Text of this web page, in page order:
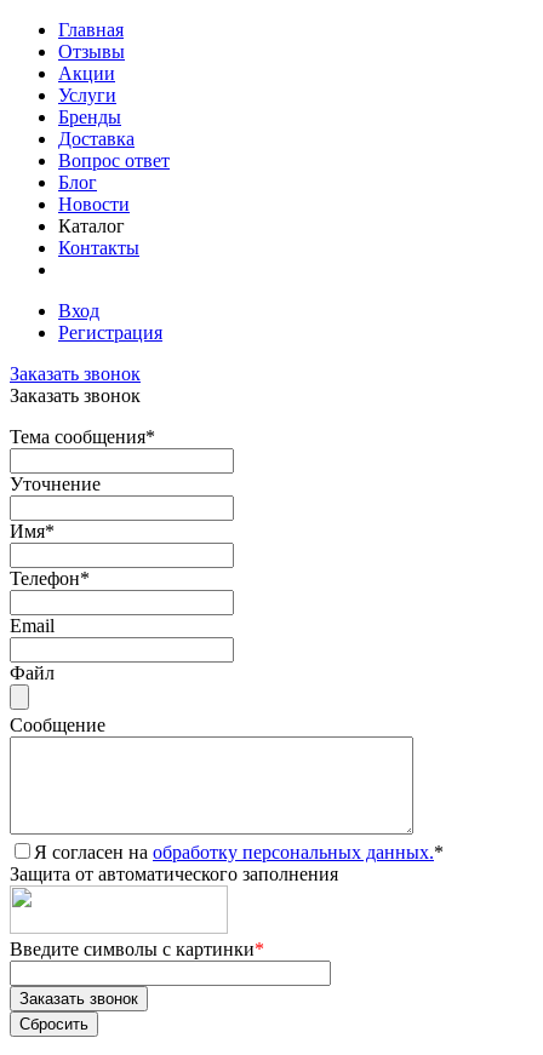
Главная
Отзывы
Акции
Услуги
Бренды
Доставка
Вопрос ответ
Блог
Новости
Каталог
Контакты
Вход
Регистрация
Заказать звонок
Заказать звонок
Тема сообщения*
Уточнение
Имя*
Телефон*
Email
Файл
Сообщение
Я согласен на обработку персональных данных.*
Защита от автоматического заполнения
Введите символы с картинки*